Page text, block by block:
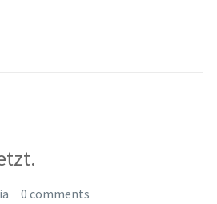
0 comments